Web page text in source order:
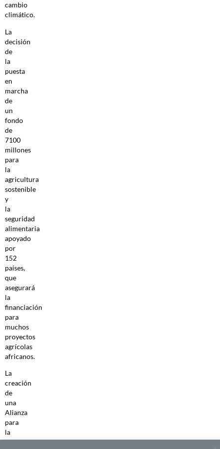
cambio
climático.
La
decisión
de
la
puesta
en
marcha
de
un
fondo
de
7100
millones
para
la
agricultura
sostenible
y
la
seguridad
alimentaria
apoyado
por
152
países,
que
asegurará
la
financiación
para
muchos
proyectos
agrícolas
africanos.
La
creación
de
una
Alianza
para
la
Infraestructura